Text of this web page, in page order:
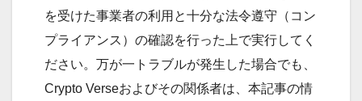
を受けた事業者の利用と十分な法令遵守（コン
プライアンス）の確認を行った上で実行してく
ださい。万が一トラブルが発生した場合でも、
Crypto Verseおよびその関係者は、本記事の情